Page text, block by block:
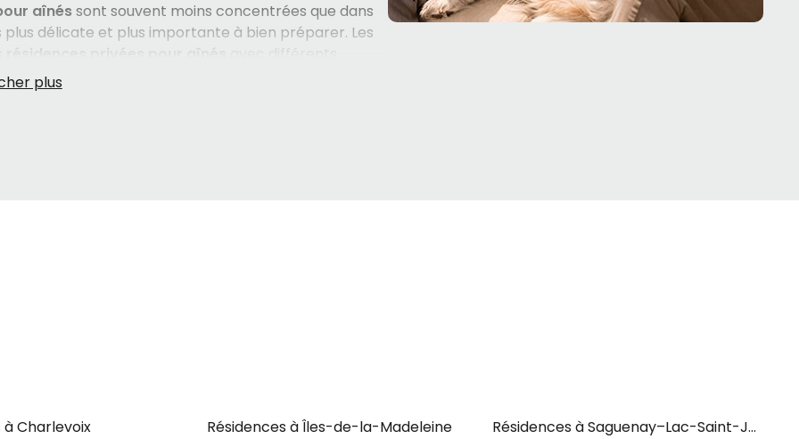
aînéssont souvent moins concentrées que dans
délicate et plus importante à bien préparer. Les
résidences privées pour aînés
soins de longue durée (CHSLD)
ainsi que des
pour aînés
à Charlevoix
Résidences à Îles-de-la-Madeleine
Résidences à Saguenay–Lac-Saint-Jean